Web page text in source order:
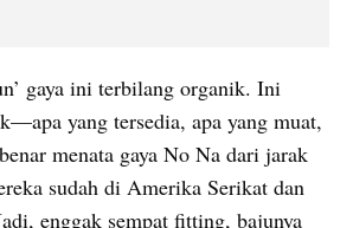
gaya ini terbilang organik. Ini
yang tersedia, apa yang muat,
menata gaya No Na dari jarak
sudah di Amerika Serikat dan
enggak sempat fitting, bajunya